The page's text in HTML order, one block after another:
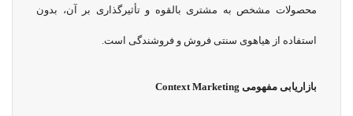
محصولات مشخص به مشتری بالقوه و تأثیرگذاری بر آن، بدون
استفاده از هیاهوی سنتی فروش و فروشندگی است.
بازاریابی مفهومی Context Marketing